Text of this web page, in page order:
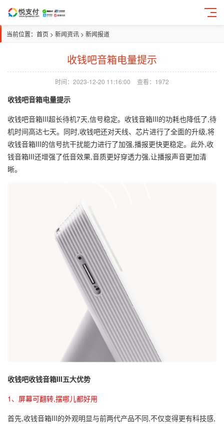
当前位置： 首页 > 新闻资讯 > 新闻报道
收钱吧音箱电量提示
时间：2023-12-20 11:16:00 查看：1972
收钱吧音箱电量提示
收钱吧音箱III超长待机7天,信号稳定。收钱音箱III的功耗也降低了,待
机时间高达七天。同时,收钱吧还对天线、芯片进行了全面的升级,将
收钱音箱III的信号抗干扰能力进行了加强,播报更快更稳定。此外,收
钱音箱III还增强了低音效果,音质更好穿透力强,让播报声音更加清
晰。
收钱吧收钱音箱III五大优势
1、屏幕可翻转,摆哪儿都好用
首先,收钱音箱III的外观明显与前两代产品不同,不仅变得更有科技感,